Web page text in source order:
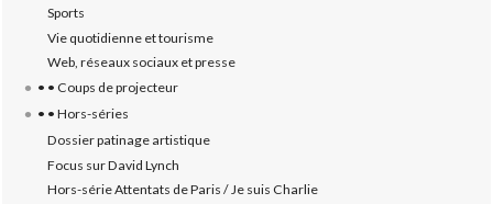
Sports
Vie quotidienne et tourisme
Web, réseaux sociaux et presse
• • Coups de projecteur
• • Hors-séries
Dossier patinage artistique
Focus sur David Lynch
Hors-série Attentats de Paris / Je suis Charlie